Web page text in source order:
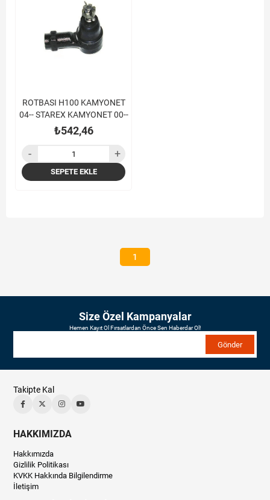
ROTBASI H100 KAMYONET
04-- STAREX KAMYONET 00--
₺542,46
SEPETE EKLE
1
Size Özel Kampanyalar
Hemen Kayıt Ol Fırsatlardan Önce Sen Haberdar Ol!
Gönder
Takipte Kal
HAKKIMIZDA
Hakkımızda
Gizlilik Politikası
KVKK Hakkında Bilgilendirme
İletişim